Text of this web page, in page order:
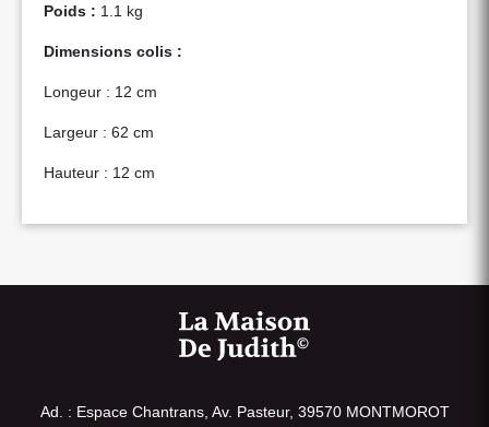
Poids : 1.1 kg
Dimensions colis :
Longeur : 12 cm
Largeur : 62 cm
Hauteur : 12 cm
Ad. : Espace Chantrans, Av. Pasteur, 39570 MONTMOROT